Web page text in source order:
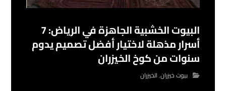
البيوت الخشبية الجاهزة في الرياض: 7
أسرار مذهلة لاختيار أفضل تصميم يدوم
سنوات من كوخ الخيزران
بيوت خيزران,الخيزران